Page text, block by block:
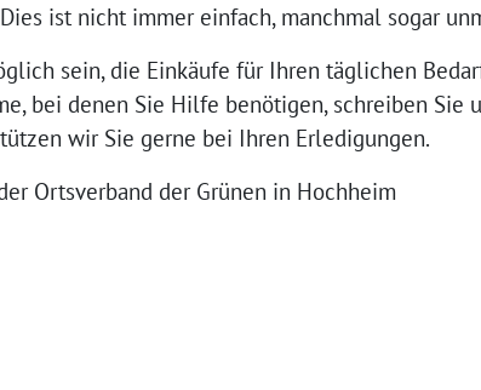
ist nicht immer einfach, manchmal sogar
sein, die Einkäufe für Ihren täglichen
bei denen Sie Hilfe benötigen, schreiben Sie
wir Sie gerne bei Ihren Erledigungen.
Ortsverband der Grünen in Hochheim